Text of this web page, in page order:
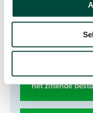
RUG
gemeente juist
laagconjunctuur
‘het zittende